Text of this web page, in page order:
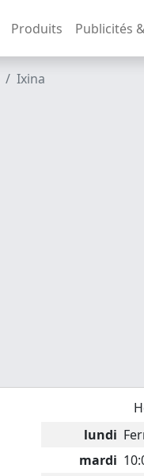
Produits Publicités
Ixina
lundi
mardi